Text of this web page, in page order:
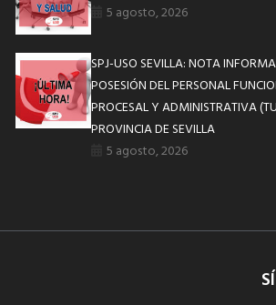
5 agosto, 2026
SPJ-USO SEVILLA: NOTA
POSESIÓN DEL PERSONAL
PROCESAL Y ADMINISTRATIVA
PROVINCIA DE SEVILLA
5 agosto, 2026